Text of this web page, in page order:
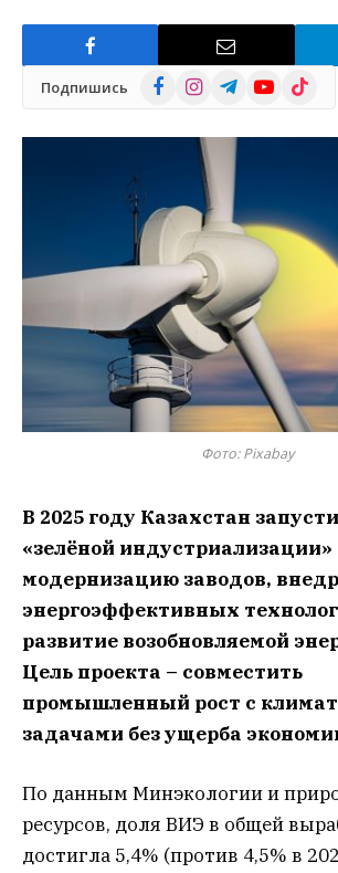
Подпишись FacebookInstagramTelegramYouTube
TikTok
Фото: Pixabay
В 2025 году Казахстан
«зелёной индустриализации»
модернизацию заводов,
энергоэффективных
развитие возобновляемой
Цель проекта – совместить
промышленный рост с
задачами без ущерба
По данным Минэкологии и
ресурсов, доля ВИЭ в общей
достигла 5,4% (против 4,5% в